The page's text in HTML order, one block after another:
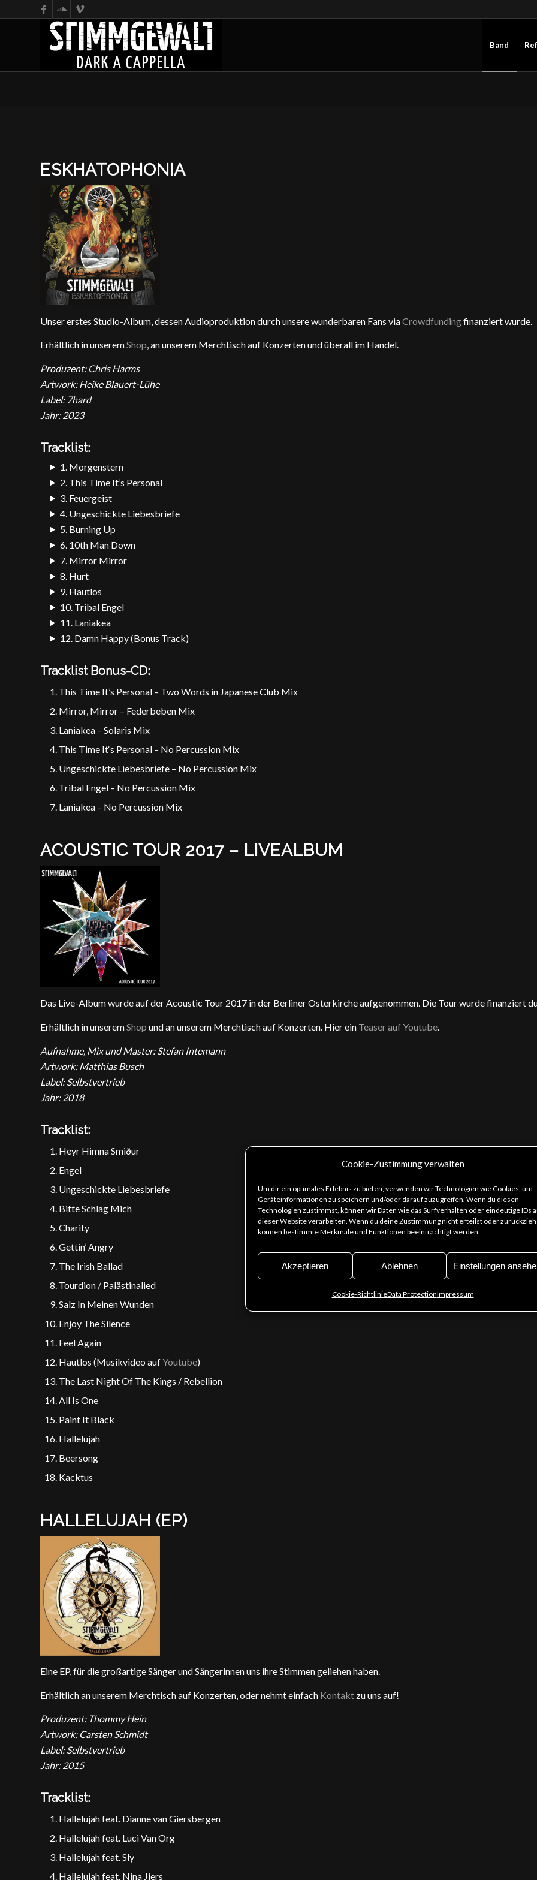
Cookie-Zustimmung verwalten
Um dir ein optimales Erlebnis zu bieten, verwenden wir Technologien wie Cookies, um
Geräteinformationen zu speichern und/oder darauf zuzugreifen. Wenn du diesen
Technologien zustimmst, können wir Daten wie das Surfverhalten oder eindeutige IDs
dieser Website verarbeiten. Wenn du deine Zustimmung nicht erteilst oder
können bestimmte Merkmale und Funktionen beeinträchtigt werden.
Akzeptieren Ablehnen Einstellungen
Cookie-RichtlinieData ProtectionImpressum
Band
ESKHATOPHONIA
Unser erstes Studio-Album, dessen Audioproduktion durch unsere wunderbaren Fans viaCrowdfundingfinanziert wurde.
Erhältlich in unseremShop, an unserem Merchtisch auf Konzerten und überall im Handel.
Produzent: Chris Harms
Artwork: Heike Blauert-Lühe
Label: 7hard
Jahr: 2023
Tracklist:
1. Morgenstern
2. This Time It’s Personal
3. Feuergeist
4. Ungeschickte Liebesbriefe
5. Burning Up
6. 10th Man Down
7. Mirror Mirror
8. Hurt
9. Hautlos
10. Tribal Engel
11. Laniakea
12. Damn Happy (Bonus Track)
Tracklist Bonus-CD:
This Time It’s Personal – Two Words in Japanese Club Mix
Mirror, Mirror – Federbeben Mix
Laniakea – Solaris Mix
This Time It‘s Personal – No Percussion Mix
Ungeschickte Liebesbriefe – No Percussion Mix
Tribal Engel – No Percussion Mix
Laniakea – No Percussion Mix
ACOUSTIC TOUR 2017 – LIVEALBUM
Das Live-Album wurde auf der Acoustic Tour 2017 in der Berliner Osterkirche aufgenommen. Die Tour wurde finanziert
Erhältlich in unseremShop und an unserem Merchtisch auf Konzerten. Hier ein Teaser auf Youtube.
Aufnahme, Mix und Master: Stefan Intemann
Artwork: Matthias Busch
Label: Selbstvertrieb
Jahr: 2018
Tracklist:
Heyr Himna Smiður
Engel
Ungeschickte Liebesbriefe
Bitte Schlag Mich
Charity
Gettin’ Angry
The Irish Ballad
Tourdion / Palästinalied
Salz In Meinen Wunden
Enjoy The Silence
Feel Again
Hautlos (Musikvideo aufYoutube)
The Last Night Of The Kings / Rebellion
All Is One
Paint It Black
Hallelujah
Beersong
Kacktus
HALLELUJAH (EP)
Eine EP, für die großartige Sänger und Sängerinnen uns ihre Stimmen geliehen haben.
Erhältlich an unserem Merchtisch auf Konzerten, oder nehmt einfach Kontakt zu uns auf!
Produzent: Thommy Hein
Artwork: Carsten Schmidt
Label: Selbstvertrieb
Jahr: 2015
Tracklist:
Hallelujah feat. Dianne van Giersbergen
Hallelujah feat. Luci Van Org
Hallelujah feat. Sly
Hallelujah feat. Nina Jiers